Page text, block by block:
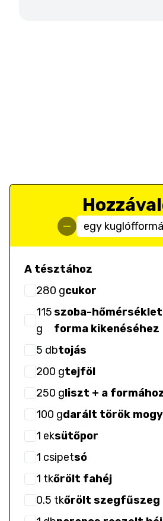
egy
A tésztához
280 gcukor
115
g
szoba-
forma kikenéséhez
5 dbtojás
200 gtejföl
250 gliszt + a
100 gdarált török
1 eksütőpor
1 csipetsó
1 tkőrölt fahéj
0.5 tkőrölt szegfűszeg